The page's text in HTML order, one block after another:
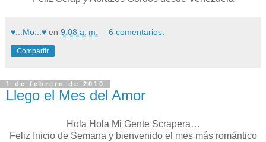
♥...Mo...♥ en 9:08 a. m. 6 comentarios:
Compartir
1 de febrero de 2010
Llego el Mes del Amor
Hola Hola Mi Gente Scrapera…
Feliz Inicio de Semana y bienvenido el mes más romántico